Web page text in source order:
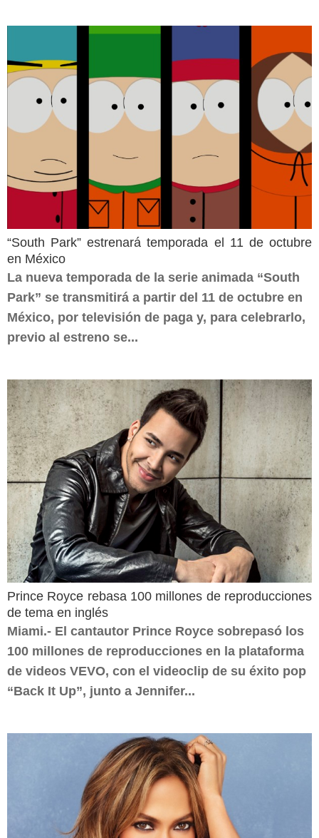
“South Park” estrenará temporada el 11 de octubre
en México
La nueva temporada de la serie animada “South
Park” se transmitirá a partir del 11 de octubre en
México, por televisión de paga y, para celebrarlo,
previo al estreno se...
Prince Royce rebasa 100 millones de reproducciones
de tema en inglés
Miami.- El cantautor Prince Royce sobrepasó los
100 millones de reproducciones en la plataforma
de videos VEVO, con el videoclip de su éxito pop
“Back It Up”, junto a Jennifer...